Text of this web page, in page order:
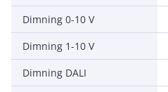
Dimning 0-10 V
Dimning 1-10 V
Dimning DALI